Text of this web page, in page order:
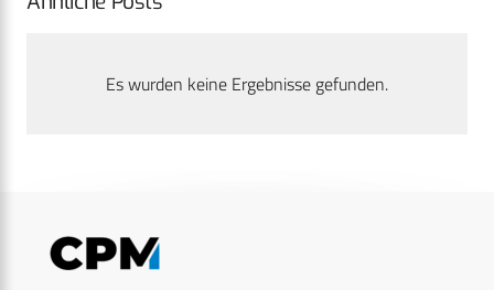
Es wurden keine Ergebnisse gefunden.